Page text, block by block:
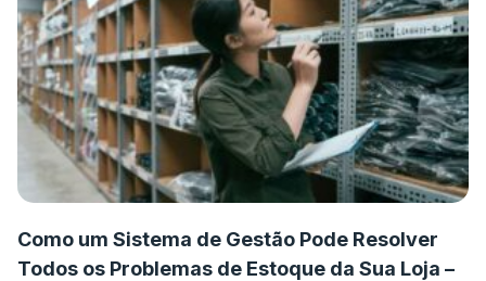
Como um Sistema de Gestão Pode Resolver
Todos os Problemas de Estoque da Sua Loja –